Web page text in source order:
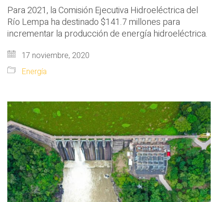
Para 2021, la Comisión Ejecutiva Hidroeléctrica del
Río Lempa ha destinado $141.7 millones para
incrementar la producción de energía hidroeléctrica.
17 noviembre, 2020
Energía